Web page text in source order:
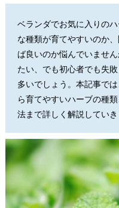
ベランダでお気に入りの
な種類が育てやすいのか
ば良いのか悩んでいませ
たい、でも初心者でも失
多いでしょう。本記事で
ら育てやすいハーブの種
法まで詳しく解説していき